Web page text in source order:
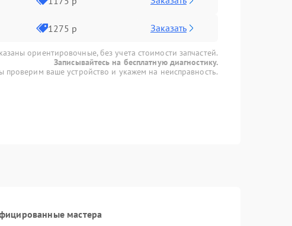
1275 р Заказать
ориентировочные, без учета стоимости запчастей.
Записывайтесь на бесплатную диагностику.
проверим ваше устройство и укажем на неисправность.
мастера